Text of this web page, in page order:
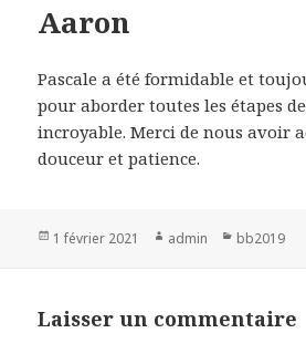
Aaron
Pascale a été formidable et
pour aborder toutes les étapes
incroyable. Merci de nous avoir
douceur et patience.
Publié
1 février 2021 Auteur
admin Catégories
bb2019
Laisser un commentaire